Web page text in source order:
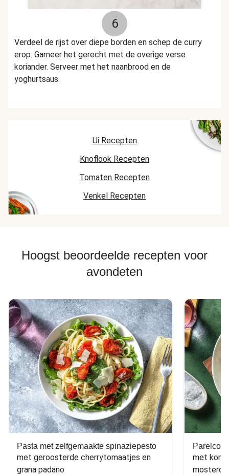
6
Verdeel de rijst over diepe borden en schep de curry
erop. Garneer het gerecht met de overige verse
koriander. Serveer met het naanbrood en de
yoghurtsaus.
Ui Recepten
Knoflook Recepten
Tomaten Recepten
Venkel Recepten
Hoogst beoordeelde recepten voor
avondeten
Pasta met zelfgemaakte spinaziepesto
met geroosterde cherrytomaatjes en
grana padano
met